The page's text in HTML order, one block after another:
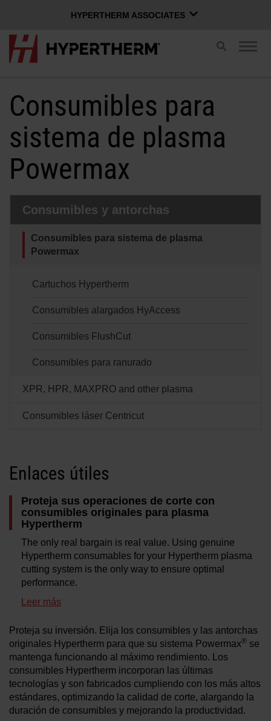
HYPERTHERM ASSOCIATES
HYPERTHERM ASSOCIATES
Grupo de Software
Cambiar
ESPAÑOL
Iniciar sesión en Xnet
Nombre de usuario
Contraseña
INICIAR SESIÓN
Crear una cuenta
Contáctenos Inicio de sesión en Xnet
Productos
Soluciones
Recursos
Dónde comprar
Consumibles para
sistema de plasma
Powermax
Consumibles y antorchas
Consumibles para sistema de plasma
Powermax
Cartuchos Hypertherm
Consumibles alargados HyAccess
Consumibles FlushCut
Consumibles para ranurado
XPR, HPR, MAXPRO and other plasma
Consumibles láser Centricut
Enlaces útiles
Proteja sus operaciones de corte con
consumibles originales para plasma
Hypertherm
The only real bargain is real value. Using genuine
Hypertherm consumables for your Hypertherm plasma
cutting system is the only way to ensure optimal
performance.
Leer más
Proteja su inversión. Elija los consumibles y las antorchas
originales Hypertherm para que su sistema Powermax® se
mantenga funcionando al máximo rendimiento. Los
consumibles Hypertherm incorporan las últimas
tecnologías y son fabricados cumpliendo con los más altos
estándares, optimizando la calidad de corte, alargando la
duración de consumibles y mejorando la productividad.